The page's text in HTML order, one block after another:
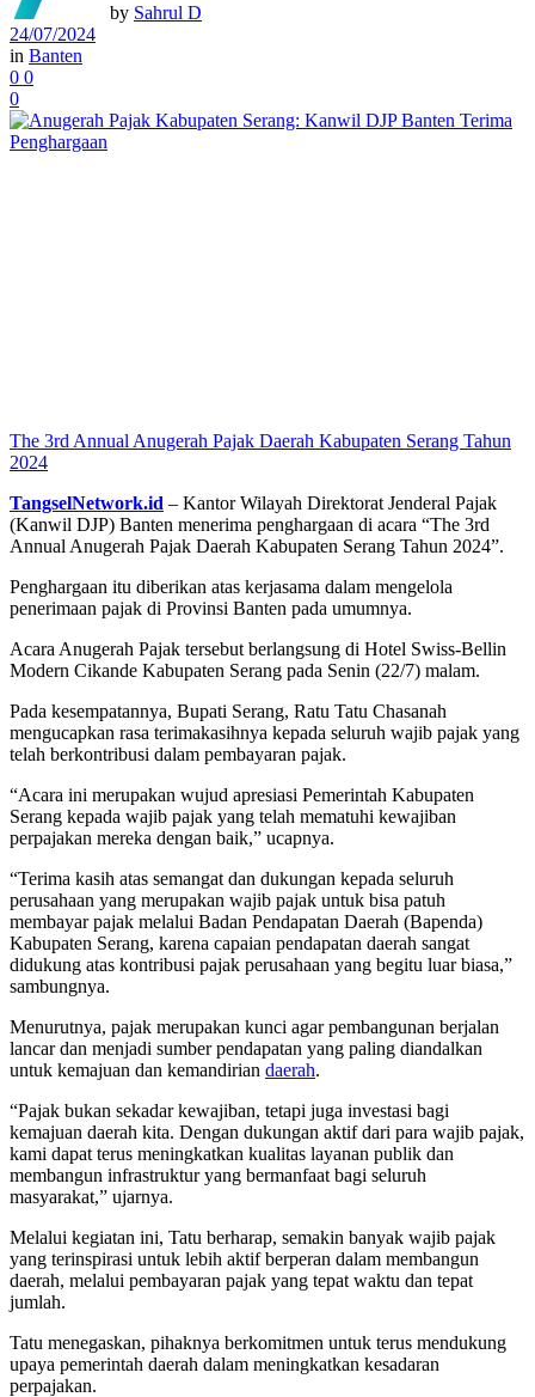
by Sahrul D
24/07/2024
in Banten
0 0
0
The 3rd Annual Anugerah Pajak Daerah Kabupaten Serang Tahun
2024
TangselNetwork.id – Kantor Wilayah Direktorat Jenderal Pajak
(Kanwil DJP) Banten menerima penghargaan di acara “The 3rd
Annual Anugerah Pajak Daerah Kabupaten Serang Tahun 2024”.
Penghargaan itu diberikan atas kerjasama dalam mengelola
penerimaan pajak di Provinsi Banten pada umumnya.
Acara Anugerah Pajak tersebut berlangsung di Hotel Swiss-Bellin
Modern Cikande Kabupaten Serang pada Senin (22/7) malam.
Pada kesempatannya, Bupati Serang, Ratu Tatu Chasanah
mengucapkan rasa terimakasihnya kepada seluruh wajib pajak yang
telah berkontribusi dalam pembayaran pajak.
“Acara ini merupakan wujud apresiasi Pemerintah Kabupaten
Serang kepada wajib pajak yang telah mematuhi kewajiban
perpajakan mereka dengan baik,” ucapnya.
“Terima kasih atas semangat dan dukungan kepada seluruh
perusahaan yang merupakan wajib pajak untuk bisa patuh
membayar pajak melalui Badan Pendapatan Daerah (Bapenda)
Kabupaten Serang, karena capaian pendapatan daerah sangat
didukung atas kontribusi pajak perusahaan yang begitu luar biasa,”
sambungnya.
Menurutnya, pajak merupakan kunci agar pembangunan berjalan
lancar dan menjadi sumber pendapatan yang paling diandalkan
untuk kemajuan dan kemandirian daerah.
“Pajak bukan sekadar kewajiban, tetapi juga investasi bagi
kemajuan daerah kita. Dengan dukungan aktif dari para wajib pajak,
kami dapat terus meningkatkan kualitas layanan publik dan
membangun infrastruktur yang bermanfaat bagi seluruh
masyarakat,” ujarnya.
Melalui kegiatan ini, Tatu berharap, semakin banyak wajib pajak
yang terinspirasi untuk lebih aktif berperan dalam membangun
daerah, melalui pembayaran pajak yang tepat waktu dan tepat
jumlah.
Tatu menegaskan, pihaknya berkomitmen untuk terus mendukung
upaya pemerintah daerah dalam meningkatkan kesadaran
perpajakan.